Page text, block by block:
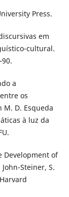
Press.
em
cultural.
a
os
D. Esqueda
à luz da
Development of
Steiner, S.